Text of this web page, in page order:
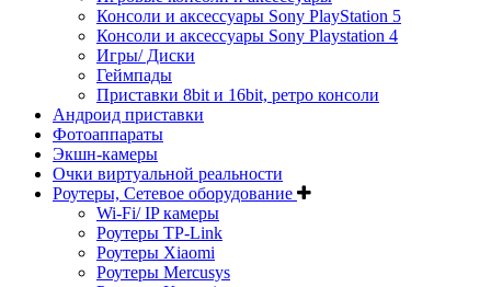
Консоли и аксессуары Sony PlayStation 5
Консоли и аксессуары Sony Playstation 4
Игры/ Диски
Геймпады
Приставки 8bit и 16bit, ретро консоли
Андроид приставки
Фотоаппараты
Экшн-камеры
Очки виртуальной реальности
Роутеры, Сетевое оборудование
Wi-Fi/ IP камеры
Роутеры TP-Link
Роутеры Xiaomi
Роутеры Mercusys